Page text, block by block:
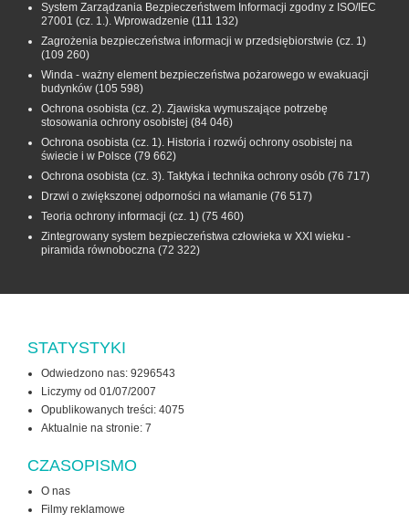
System Zarządzania Bezpieczeństwem Informacji zgodny z ISO/IEC
27001 (cz. 1.). Wprowadzenie (111 132)
Zagrożenia bezpieczeństwa informacji w przedsiębiorstwie (cz. 1)
(109 260)
Winda - ważny element bezpieczeństwa pożarowego w ewakuacji
budynków (105 598)
Ochrona osobista (cz. 2). Zjawiska wymuszające potrzebę
stosowania ochrony osobistej (84 046)
Ochrona osobista (cz. 1). Historia i rozwój ochrony osobistej na
świecie i w Polsce (79 662)
Ochrona osobista (cz. 3). Taktyka i technika ochrony osób (76 717)
Drzwi o zwiększonej odporności na włamanie (76 517)
Teoria ochrony informacji (cz. 1) (75 460)
Zintegrowany system bezpieczeństwa człowieka w XXI wieku -
piramida równoboczna (72 322)
STATYSTYKI
Odwiedzono nas: 9296543
Liczymy od 01/07/2007
Opublikowanych treści: 4075
Aktualnie na stronie: 7
CZASOPISMO
O nas
Filmy reklamowe